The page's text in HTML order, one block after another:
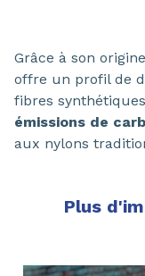
Grâce à son
offre un profil de
fibres
émissions de
aux nylons
Plus